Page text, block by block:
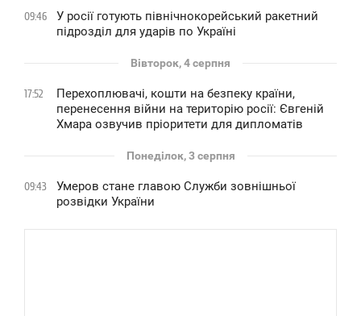
09:46
У росії готують північнокорейський ракетний
підрозділ для ударів по Україні
Вівторок, 4 серпня
17:52
Перехоплювачі, кошти на безпеку країни,
перенесення війни на територію росії: Євгеній
Хмара озвучив пріоритети для дипломатів
Понеділок, 3 серпня
09:43
Умеров стане главою Служби зовнішньої
розвідки України